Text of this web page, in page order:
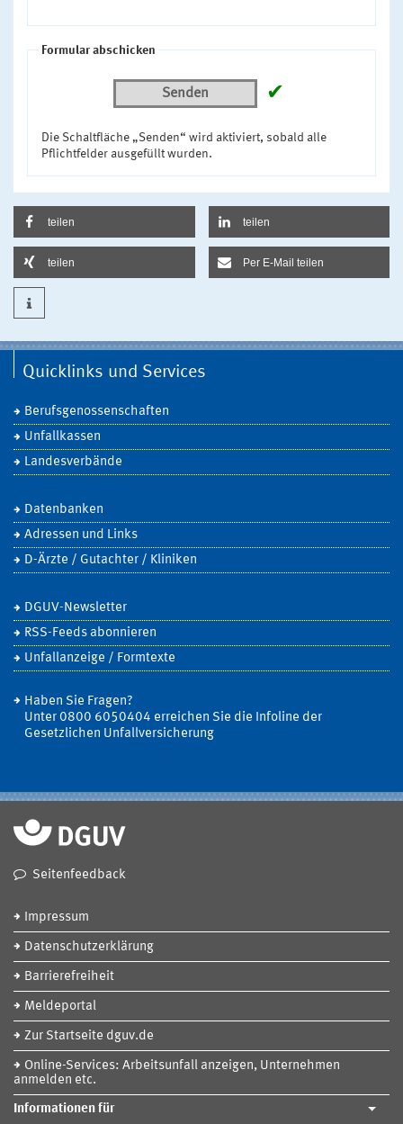
Formular abschicken
Senden ✔
Die Schaltfläche „Senden“ wird aktiviert, sobald alle
Pflichtfelder ausgefüllt wurden.
teilen teilen
teilen Per E-Mail teilen
Quicklinks und Services
Berufsgenossenschaften
Unfallkassen
Landesverbände
Datenbanken
Adressen und Links
D-Ärzte / Gutachter / Kliniken
DGUV-Newsletter
RSS-Feeds abonnieren
Unfallanzeige / Formtexte
Haben Sie Fragen?
Unter 0800 6050404 erreichen Sie die Infoline der
Gesetzlichen Unfallversicherung
Seitenfeedback
Impressum
Datenschutzerklärung
Barrierefreiheit
Meldeportal
Zur Startseite dguv.de
Online-Services: Arbeitsunfall anzeigen, Unternehmen
anmelden etc.
Informationen für